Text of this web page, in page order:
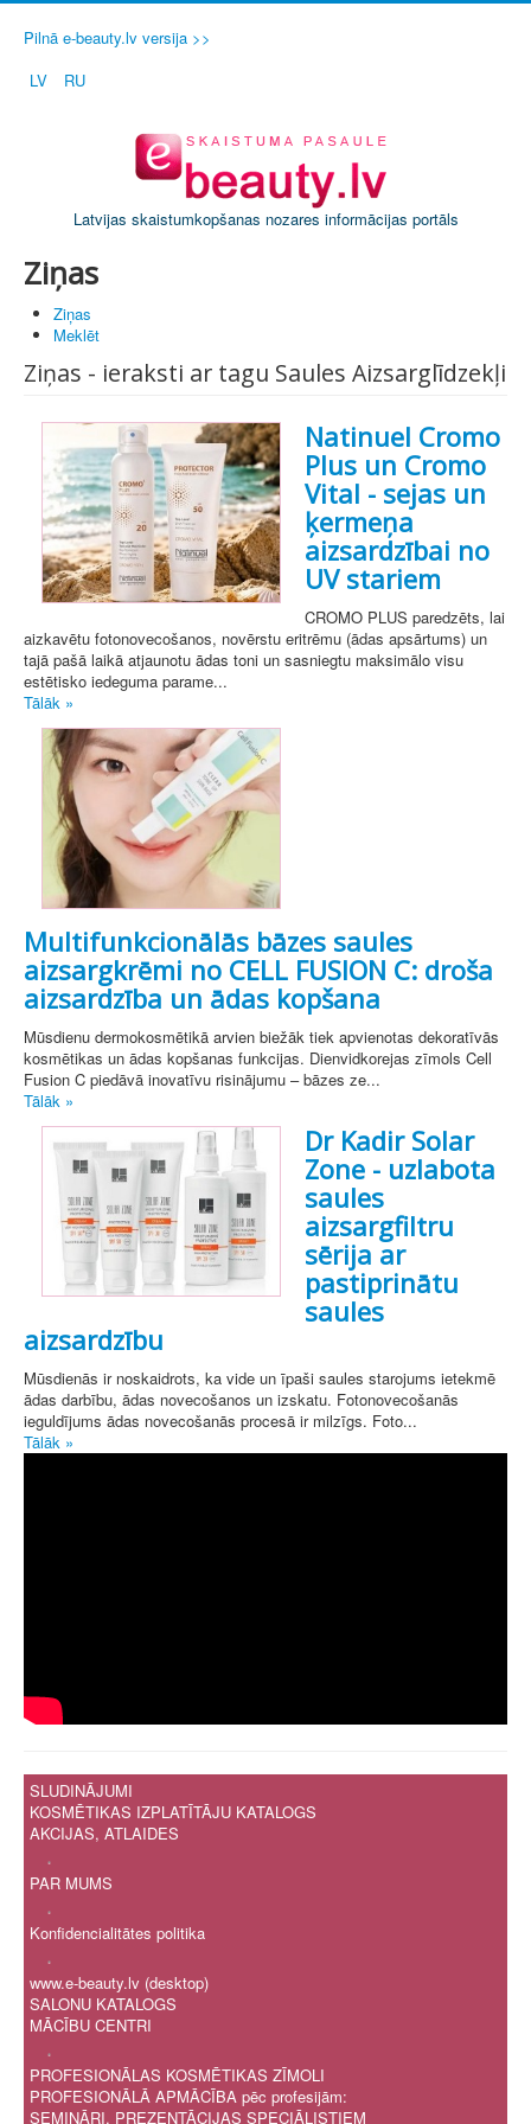
Pilnā e-beauty.lv versija >>
LV
RU
Latvijas skaistumkopšanas nozares informācijas portāls
Ziņas
Ziņas
Meklēt
Ziņas - ieraksti ar tagu Saules Aizsarglīdzekļi
Natinuel Cromo
Plus un Cromo
Vital - sejas un
ķermeņa
aizsardzībai no
UV stariem
CROMO PLUS paredzēts, lai
aizkavētu fotonovecošanos, novērstu eritrēmu (ādas apsārtums) un
tajā pašā laikā atjaunotu ādas toni un sasniegtu maksimālo visu
estētisko iedeguma parame...
Tālāk »
Multifunkcionālās bāzes saules
aizsargkrēmi no CELL FUSION C: droša
aizsardzība un ādas kopšana
Mūsdienu dermokosmētikā arvien biežāk tiek apvienotas dekoratīvās
kosmētikas un ādas kopšanas funkcijas. Dienvidkorejas zīmols Cell
Fusion C piedāvā inovatīvu risinājumu – bāzes ze...
Tālāk »
Dr Kadir Solar
Zone - uzlabota
saules
aizsargfiltru
sērija ar
pastiprinātu
saules
aizsardzību
Mūsdienās ir noskaidrots, ka vide un īpaši saules starojums ietekmē
ādas darbību, ādas novecošanos un izskatu. Fotonovecošanās
ieguldījums ādas novecošanās procesā ir milzīgs. Foto...
Tālāk »
SLUDINĀJUMI
KOSMĒTIKAS IZPLATĪTĀJU KATALOGS
AKCIJAS, ATLAIDES
.
PAR MUMS
.
Konfidencialitātes politika
.
www.e-beauty.lv (desktop)
SALONU KATALOGS
MĀCĪBU CENTRI
.
PROFESIONĀLAS KOSMĒTIKAS ZĪMOLI
PROFESIONĀLĀ APMĀCĪBA pēc profesijām:
SEMINĀRI, PREZENTĀCIJAS SPECIĀLISTIEM